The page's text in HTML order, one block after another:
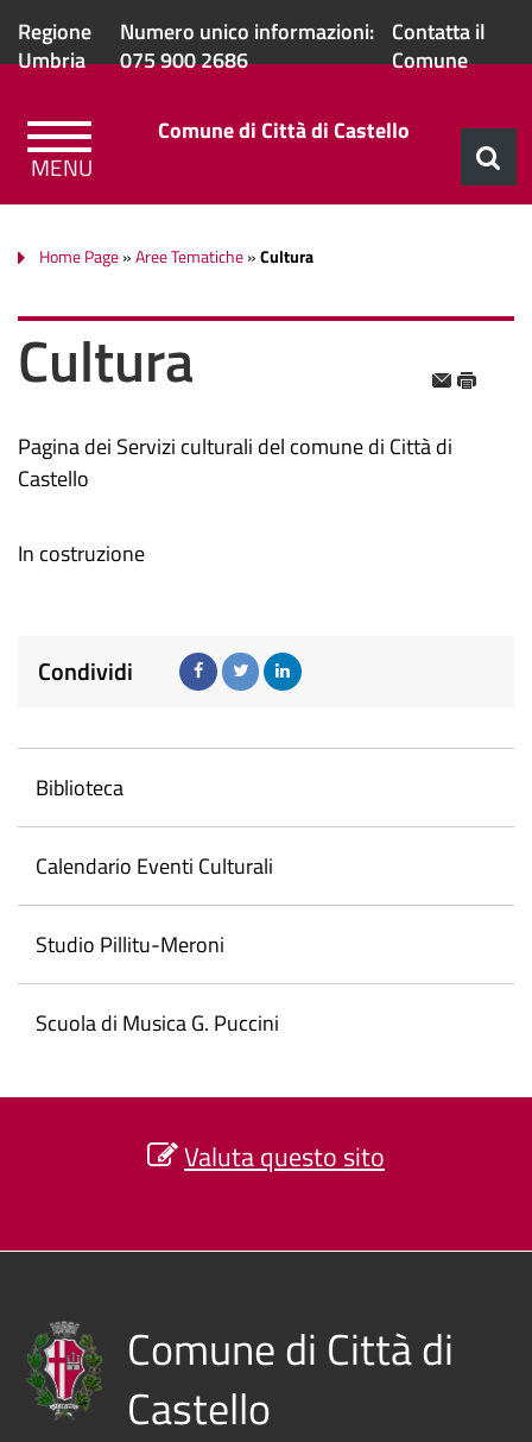
Regione
Umbria
Numero unico informazioni:
075 900 2686
Contatta il
Comune
Comune di Città di Castello
Home Page»Aree Tematiche»Cultura
Cultura
Pagina dei Servizi culturali del comune di Città di
Castello
In costruzione
Condividi
Biblioteca
Calendario Eventi Culturali
Studio Pillitu-Meroni
Scuola di Musica G. Puccini
Valuta questo sito
Comune di Città di
Castello